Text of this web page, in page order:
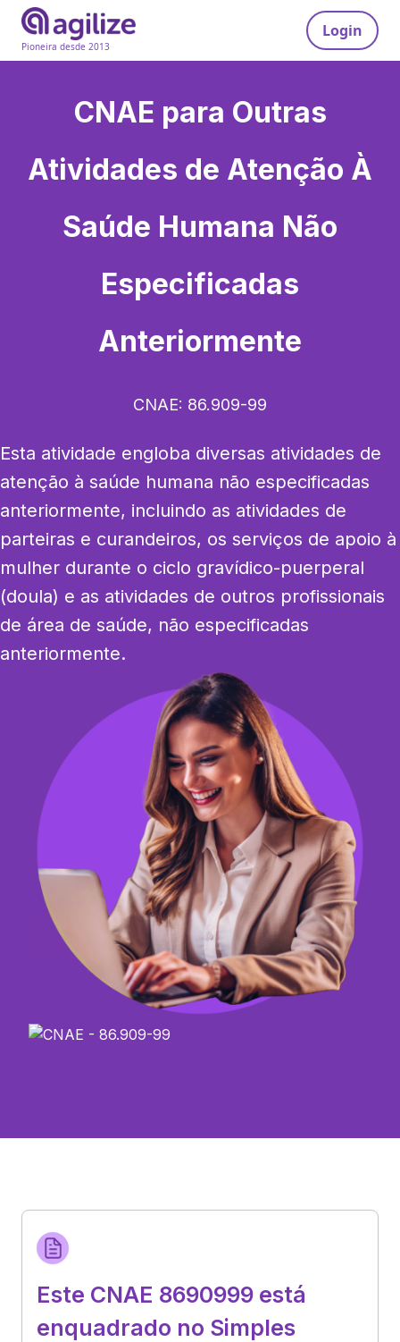
Pioneira desde 2013
Login
CNAE para Outras
Atividades de Atenção À
Saúde Humana Não
Especificadas
Anteriormente
CNAE: 86.909-99
Esta atividade engloba diversas atividades de
atenção à saúde humana não especificadas
anteriormente, incluindo as atividades de
parteiras e curandeiros, os serviços de apoio à
mulher durante o ciclo gravídico-puerperal
(doula) e as atividades de outros profissionais
de área de saúde, não especificadas
anteriormente.
Este CNAE 8690999 está
enquadrado no Simples